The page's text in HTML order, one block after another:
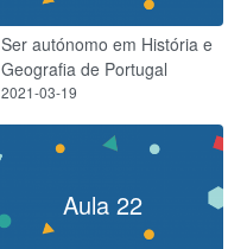
Ser autónomo em História e
Geografia de Portugal
2021-03-19
Aula 22